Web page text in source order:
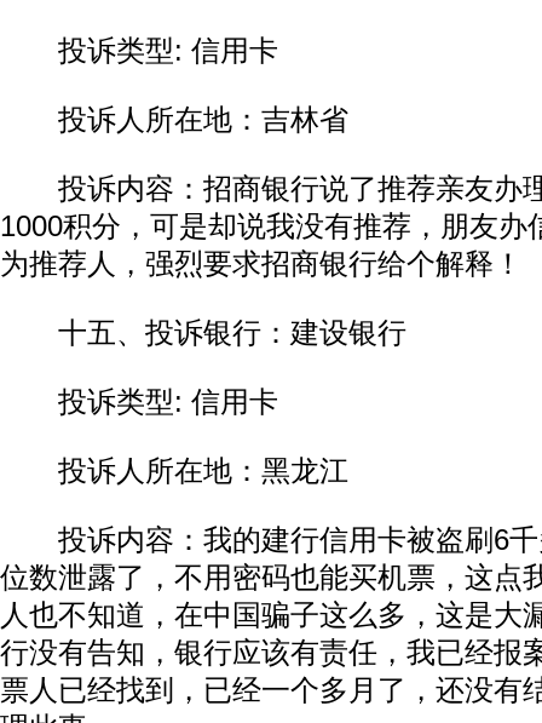
投诉类型: 信用卡
投诉人所在地：吉林省
投诉内容：招商银行说了推荐亲友办
1000积分，可是却说我没有推荐，朋友办
为推荐人，强烈要求招商银行给个解释！
十五、投诉银行：建设银行
投诉类型: 信用卡
投诉人所在地：黑龙江
投诉内容：我的建行信用卡被盗刷6千
位数泄露了，不用密码也能买机票，这点
人也不知道，在中国骗子这么多，这是大
行没有告知，银行应该有责任，我已经报
票人已经找到，已经一个多月了，还没有